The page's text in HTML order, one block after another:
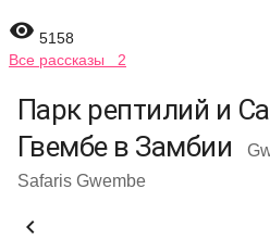
 5158
Все рассказы 2
Парк рептилий и
Гвембе в Замбии
Safaris Gwembe
